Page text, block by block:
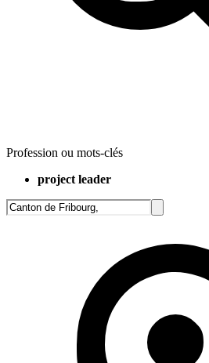
Profession ou mots-clés
project leader